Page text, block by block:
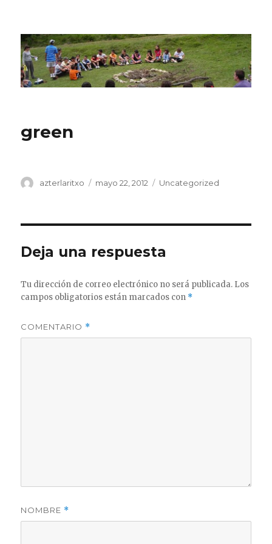
CPN Azterlariak
green
Autor
azterlaritxo
Publicado
mayo 22, 2012 Categorías
Uncategorized
Deja una respuesta
Tu dirección de correo electrónico no será publicada. Los
campos obligatorios están marcados con *
COMENTARIO *
NOMBRE *